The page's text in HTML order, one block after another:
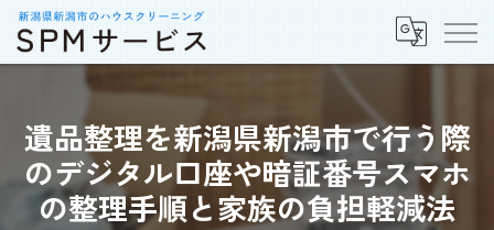
遺品整理を新潟県新潟市で行う際
のデジタル口座や暗証番号スマホ
の整理手順と家族の負担軽減法